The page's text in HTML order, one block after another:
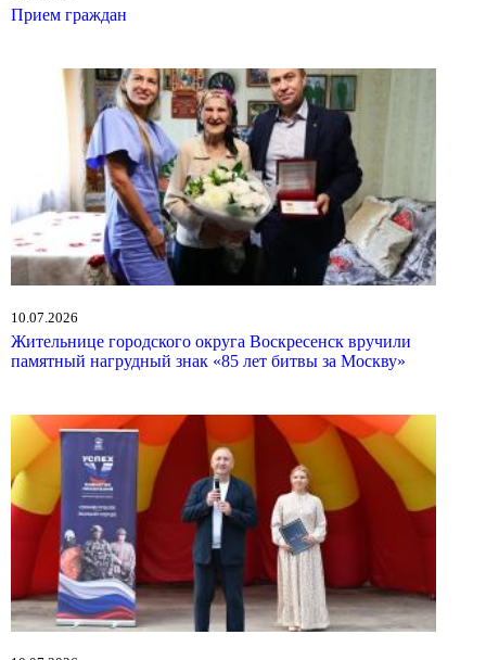
Прием граждан
10.07.2026
Жительнице городского округа Воскресенск вручили
памятный нагрудный знак «85 лет битвы за Москву»